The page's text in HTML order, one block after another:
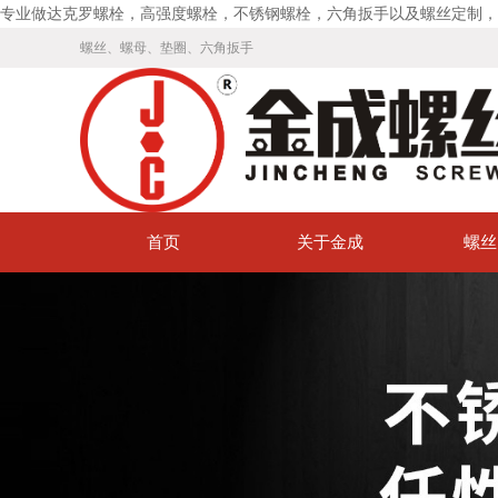
专业做达克罗螺栓，高强度螺栓，不锈钢螺栓，六角扳手以及螺丝定制
螺丝、螺母、垫圈、六角扳手
首页 关于金成 螺